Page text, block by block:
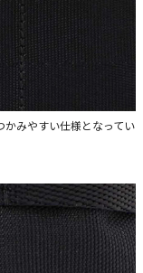
みやすい仕様となってい